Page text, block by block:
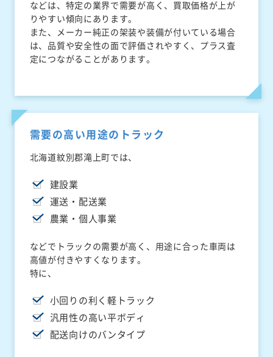
などは、特定の業界で需要が高く、買取価格が上が
りやすい傾向にあります。
また、メーカー純正の架装や装備が付いている場合
は、品質や安全性の面で評価されやすく、プラス査
定につながることがあります。
需要の高い用途のトラック
北海道紋別郡滝上町では、
建設業
運送・配送業
農業・個人事業
などでトラックの需要が高く、用途に合った車両は
高値が付きやすくなります。
特に、
小回りの利く軽トラック
汎用性の高い平ボディ
配送向けのバンタイプ